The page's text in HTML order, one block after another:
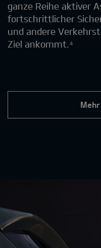
ganze Reihe aktiver
fortschrittlicher
und andere
Ziel ankommt.⁴